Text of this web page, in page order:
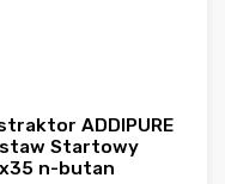
ADDIPURE
Startowy
n-butan